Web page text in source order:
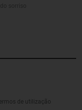
de utilização